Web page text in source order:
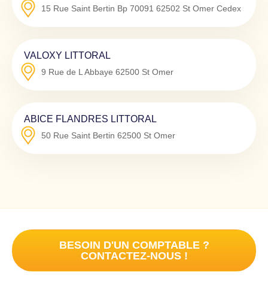
15 Rue Saint Bertin Bp 70091 62502 St Omer Cedex
VALOXY LITTORAL
9 Rue de L Abbaye 62500 St Omer
ABICE FLANDRES LITTORAL
50 Rue Saint Bertin 62500 St Omer
BESOIN D'UN COMPTABLE ?
CONTACTEZ-NOUS !